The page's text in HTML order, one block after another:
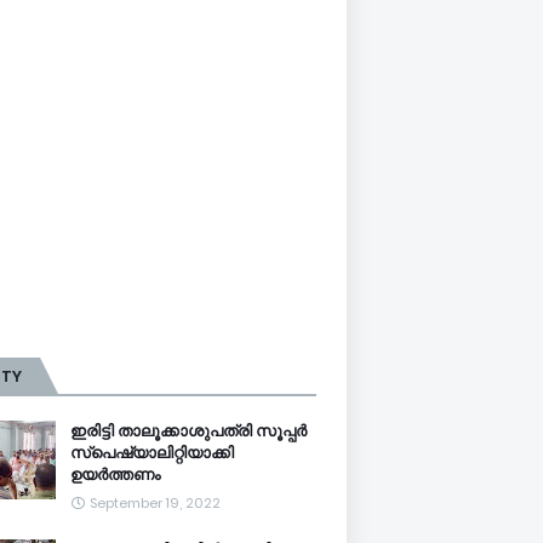
ഇരിട്ടി താലൂക്കാശുപത്രി സൂപ്പർ
സ്‌പെഷ്യാലിറ്റിയാക്കി
ഉയർത്തണം
September 19, 2022